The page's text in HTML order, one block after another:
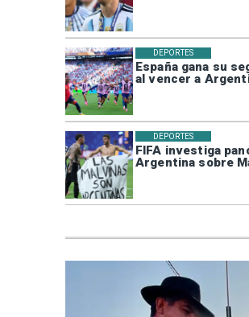
España gana su
al vencer a
DEPORTES
FIFA investiga
Argentina sobre
DEPORTES